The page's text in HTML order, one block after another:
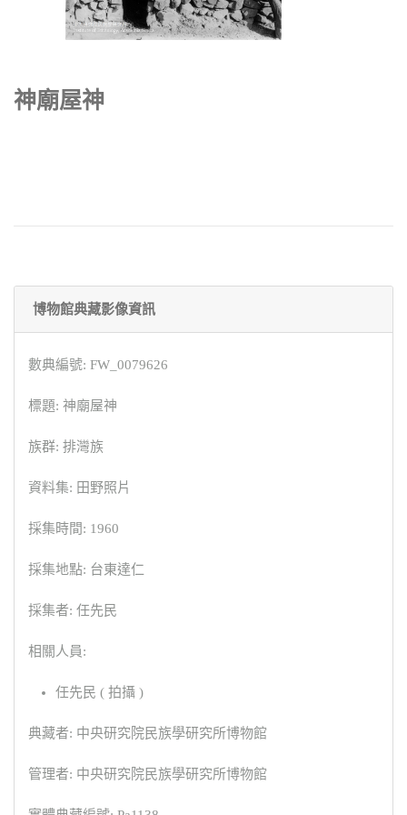
神廟屋神
博物館典藏影像資訊
數典編號: FW_0079626
標題: 神廟屋神
族群: 排灣族
資料集: 田野照片
採集時間: 1960
採集地點: 台東達仁
採集者: 任先民
相關人員:
任先民 ( 拍攝 )
典藏者: 中央研究院民族學研究所博物館
管理者: 中央研究院民族學研究所博物館